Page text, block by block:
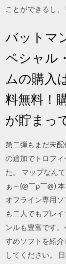
ことができるし、
バットマ
ペシャル
ムの購入
料無料！
が貯まっ
第二弾もまだ未
の追加でトロフ
た。 マップなん
ぁ～(@￣ρ￣@)
オフライン専用
も二人でもプレ
ンルも豊富です
すめソフトを紹
してください。